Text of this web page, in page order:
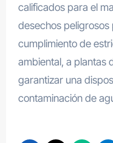
calificados para el
desechos peligrosos
cumplimiento de
ambiental, a plantas
garantizar una
contaminación de